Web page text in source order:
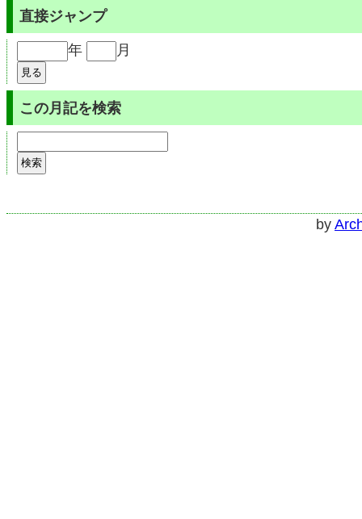
直接ジャンプ
年 月
この月記を検索
by